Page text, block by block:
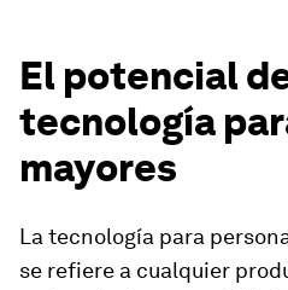
El potencial
tecnología
mayores
La tecnología para
se refiere a cualquier